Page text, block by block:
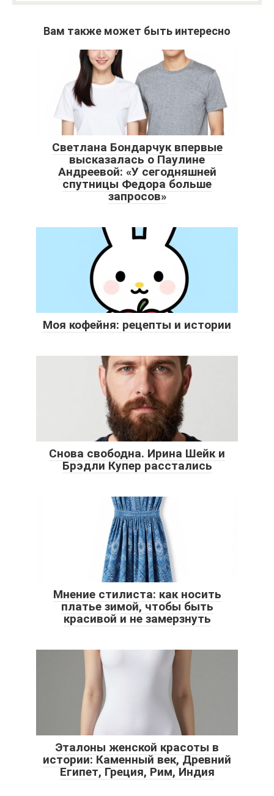
Вам также может быть интересно
Светлана Бондарчук впервые
высказалась о Паулине
Андреевой: «У сегодняшней
спутницы Федора больше
запросов»
Моя кофейня: рецепты и истории
Снова свободна. Ирина Шейк и
Брэдли Купер расстались
Мнение стилиста: как носить
платье зимой, чтобы быть
красивой и не замерзнуть
Эталоны женской красоты в
истории: Каменный век, Древний
Египет, Греция, Рим, Индия